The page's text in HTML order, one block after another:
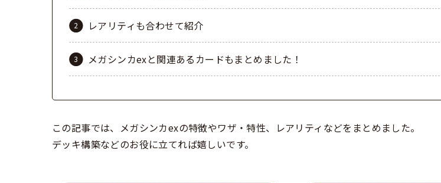
レアリティも合わせて紹介
メガシンカexと関連あるカードもまとめました！
この記事では、メガシンカexの特徴やワザ・特性、レアリティなどをまとめました。
デッキ構築などのお役に立てれば嬉しいです。